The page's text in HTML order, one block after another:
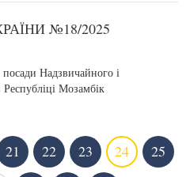
№18/2025
Надзвичайного і
Мозамбік
21 22 23 24
25